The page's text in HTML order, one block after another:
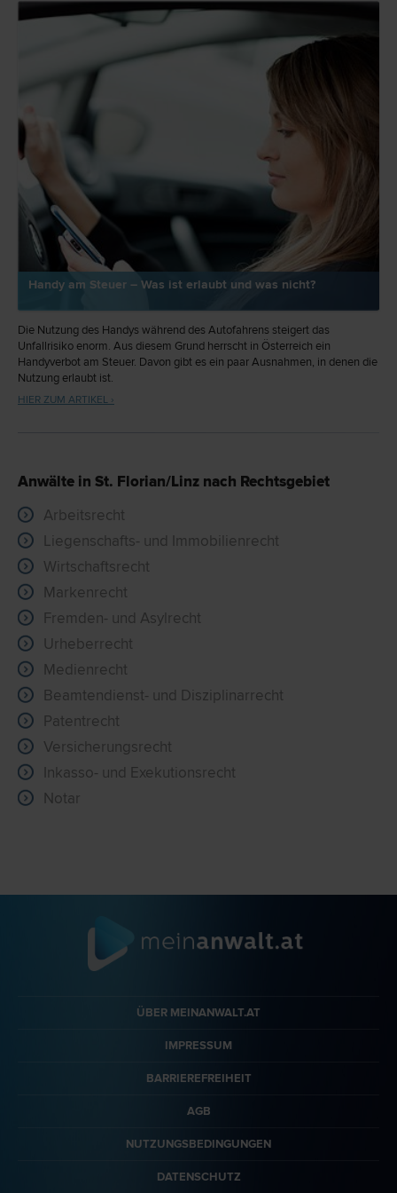
Handy am Steuer – Was ist erlaubt und was nicht?
Die Nutzung des Handys während des Autofahrens steigert das
Unfallrisiko enorm. Aus diesem Grund herrscht in Österreich ein
Handyverbot am Steuer. Davon gibt es ein paar Ausnahmen, in denen die
Nutzung erlaubt ist.
HIER ZUM ARTIKEL ›
Anwälte in St. Florian/Linz nach Rechtsgebiet
Arbeitsrecht
Liegenschafts- und Immobilienrecht
Wirtschaftsrecht
Markenrecht
Fremden- und Asylrecht
Urheberrecht
Medienrecht
Beamtendienst- und Disziplinarrecht
Patentrecht
Versicherungsrecht
Inkasso- und Exekutionsrecht
Notar
ÜBER MEINANWALT.AT
IMPRESSUM
BARRIEREFREIHEIT
AGB
NUTZUNGSBEDINGUNGEN
DATENSCHUTZ